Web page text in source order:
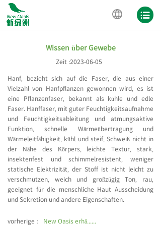
Wissen über Gewebe
Zeit :2023-06-05
Hanf, bezieht sich auf die Faser, die aus einer
Vielzahl von Hanfpflanzen gewonnen wird, es ist
eine Pflanzenfaser, bekannt als kühle und edle
Faser. Hanffaser, mit guter Feuchtigkeitsaufnahme
und Feuchtigkeitsableitung und atmungsaktive
Funktion, schnelle Wärmeübertragung und
Wärmeleitfähigkeit, kühl und steif, Schweiß nicht in
der Nähe des Körpers, leichte Textur, stark,
insektenfest und schimmelresistent, weniger
statische Elektrizität, der Stoff ist nicht leicht zu
verschmutzen, weich und großzügig Ton, rau,
geeignet für die menschliche Haut Ausscheidung
und Sekretion und andere Eigenschaften.
vorherige： New Oasis erhä......